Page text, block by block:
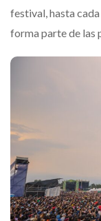
festival, hasta
forma parte de las